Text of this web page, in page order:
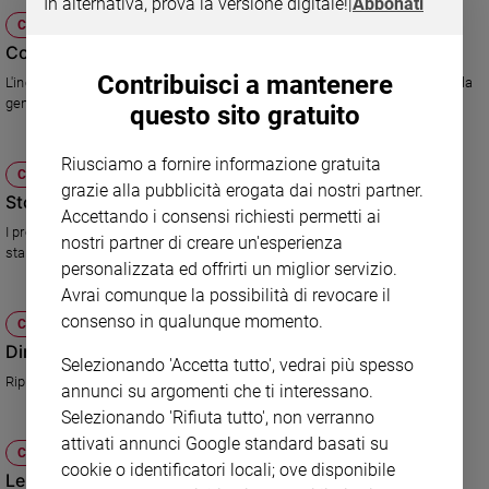
Sanremo
2026
Cinema,
Tv
Libri
Musica
Arte
Famiglia
educazione
Genitori
e
Coppia
Scuola
CULTURA E SPETTACOLI
Cos'è lo spread?
L'inchiesta di Rainews su un termine fino a pochi mesi fa sconosciuto alla
gente comune
CULTURA E SPETTACOLI
Storie di genialità italiana a L'inchiesta
I programma di Rainews racconta le scoperte di tre connazionali che si
stanno facendo onore nel mondo
CULTURA E SPETTACOLI
Diritti: altre voci - Noi e loro
Riprende la rubrica sociale di Rainews
CULTURA E SPETTACOLI
Le manifestazioni degli studenti in diretta
Contribuisci a mantenere
questo sito gratuito
Riusciamo a fornire informazione gratuita
grazie alla pubblicità erogata dai nostri partner.
Accettando i consensi richiesti permetti ai
nostri partner di creare un'esperienza
personalizzata ed offrirti un miglior servizio.
Avrai comunque la possibilità di revocare il
consenso in qualunque momento.
Selezionando 'Accetta tutto', vedrai più spesso
annunci su argomenti che ti interessano.
Selezionando 'Rifiuta tutto', non verranno
attivati annunci Google standard basati su
cookie o identificatori locali; ove disponibile